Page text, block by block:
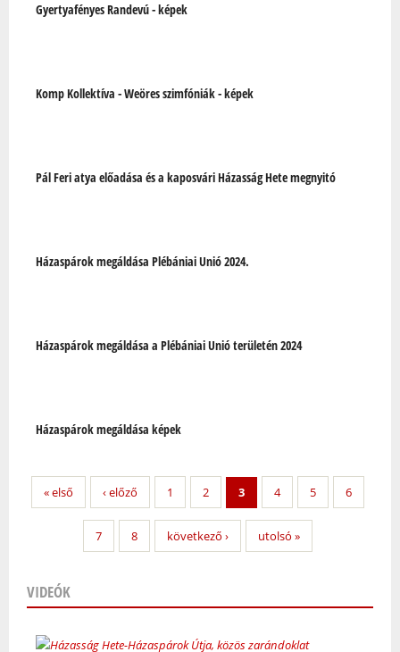
Gyertyafényes Randevú - képek
Komp Kollektíva - Weöres szimfóniák - képek
Pál Feri atya előadása és a kaposvári Házasság Hete megnyitó
Házaspárok megáldása Plébániai Unió 2024.
Házaspárok megáldása a Plébániai Unió területén 2024
Házaspárok megáldása képek
« első ‹ előző 1 2 3 4 5 6
7 8 következő › utolsó »
VIDEÓK
Oldalak